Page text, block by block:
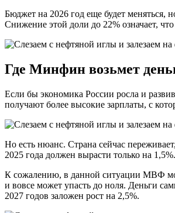
Бюджет на 2026 год еще будет меняться,
Снижение этой доли до 22% означает,
Где Минфин возьмет
Если бы экономика России росла и
получают более высокие зарплаты, с
Но есть нюанс. Страна сейчас
2025 года должен вырасти только на
К сожалению, в данной ситуации МВФ
и вовсе может упасть до ноля. Деньги
2027 годов заложен рост на 2,5%.